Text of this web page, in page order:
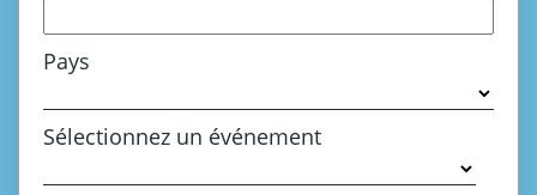
Pays
Sélectionnez un événement